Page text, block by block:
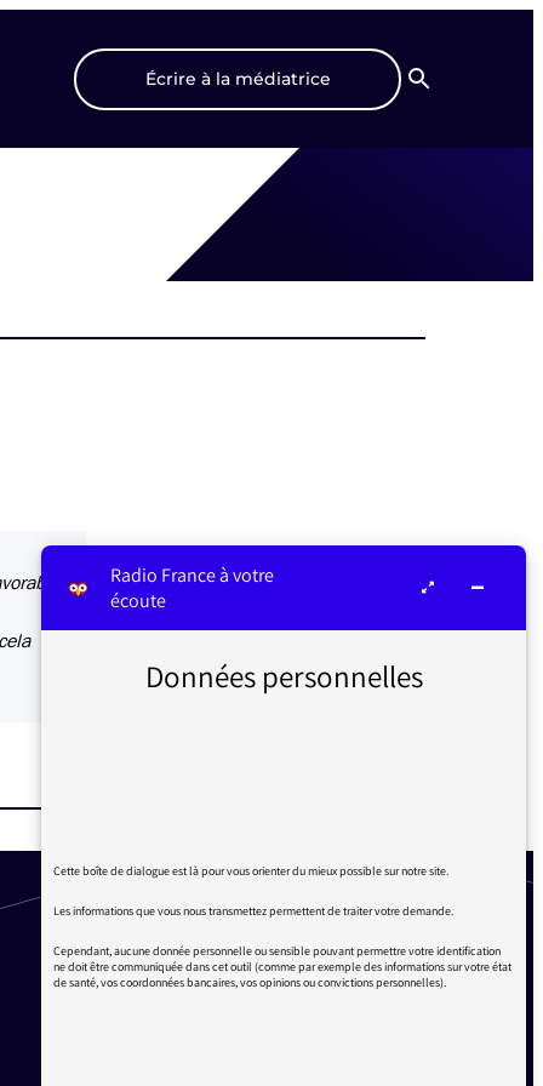
Écrire à la médiatrice
Recherche
Radio France à votre
écoute
Données personnelles
Cette boîte de dialogue est là pour vous orienter du mieux possible sur notre site.
Les informations que vous nous transmettez permettent de traiter votre demande.
Cependant, aucune donnée personnelle ou sensible pouvant permettre votre identification
ne doit être communiquée dans cet outil (comme par exemple des informations sur votre état
de santé, vos coordonnées bancaires, vos opinions ou convictions personnelles).